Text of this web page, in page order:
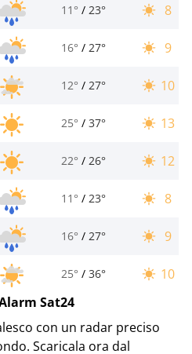
11° / 23° 8
16° / 27° 9
12° / 27° 10
25° / 37° 13
22° / 26° 12
11° / 23° 8
16° / 27° 9
25° / 36°
10
Sat24
con un radar preciso
Scaricala ora dal